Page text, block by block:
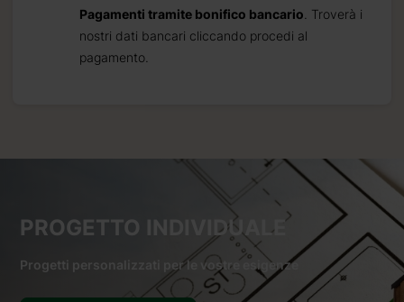
Pagamenti tramite bonifico bancario . Troverà i
nostri dati bancari cliccando procedi al
pagamento.
PROGETTO INDIVIDUALE
Progetti personalizzati per le vostre esigenze